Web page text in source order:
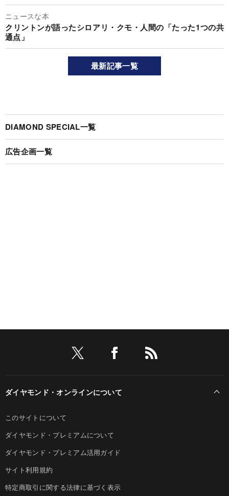
ニュースな本
クリントンが語ったシロアリ・クモ・人間の「たった1つの共
通点」
最新記事一覧
DIAMOND SPECIAL一覧
広告企画一覧
ダイヤモンド・オンラインについて
このサイトについて
ダイヤモンド・プレミアムについて
ダイヤモンド・プレミアム活用ガイド
サイト利用規約
特定商取引に関する法律に基づく表示